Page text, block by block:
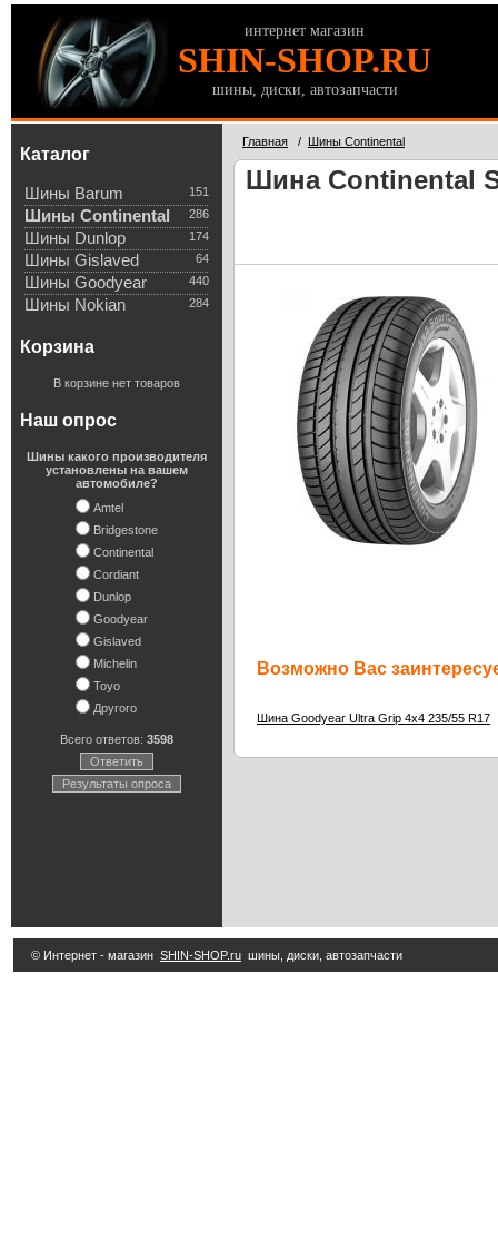
интернет магазин
SHIN-SHOP.RU
шины, диски, автозапчасти
Каталог
151
Шины Barum
286
Шины Continental
174
Шины Dunlop
64
Шины Gislaved
440
Шины Goodyear
284
Шины Nokian
Корзина
В корзине нет товаров
Наш опрос
Шины какого производителя
установлены на вашем
автомобиле?
Amtel
Bridgestone
Continental
Cordiant
Dunlop
Goodyear
Gislaved
Michelin
Toyo
Другого
Всего ответов: 3598
Ответить
Результаты опроса
Главная / Шины Continental
Шина Continental
Возможно Вас
Шина Goodyear Ultra Grip 4x4 235/55 R17
© Интернет - магазин SHIN-SHOP.ru шины, диски, автозапчасти